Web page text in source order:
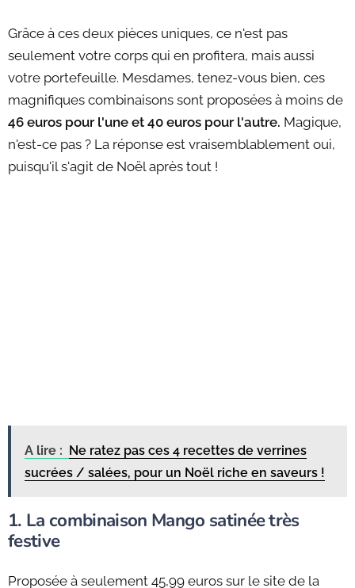
Grâce à ces deux pièces uniques, ce n'est pas
seulement votre corps qui en profitera, mais aussi
votre portefeuille. Mesdames, tenez-vous bien, ces
magnifiques combinaisons sont proposées à moins de
46 euros pour l'une et 40 euros pour l'autre. Magique,
n'est-ce pas ? La réponse est vraisemblablement oui,
puisqu'il s'agit de Noël après tout !
A lire :
Ne ratez pas ces 4 recettes de verrines
sucrées / salées, pour un Noël riche en saveurs !
1. La combinaison Mango satinée très
festive
Proposée à seulement 45,99 euros sur le site de la